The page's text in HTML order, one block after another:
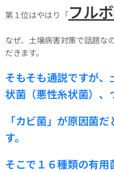
第１位はやはり「フル
なぜ、土壌病害対策で話題な
だきます。
そもそも通説ですが
状菌（悪性糸状菌）、
「カビ菌」が原因菌
す。
そこで１６種類の有